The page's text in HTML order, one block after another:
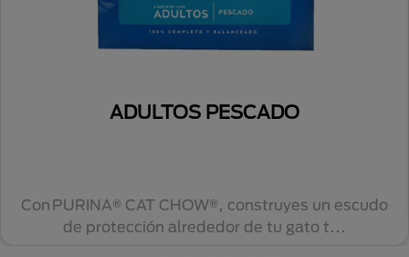
CAT CHOW® ESTERILIZADOS PESCADO
Para gatitos y adultos desde la castración....